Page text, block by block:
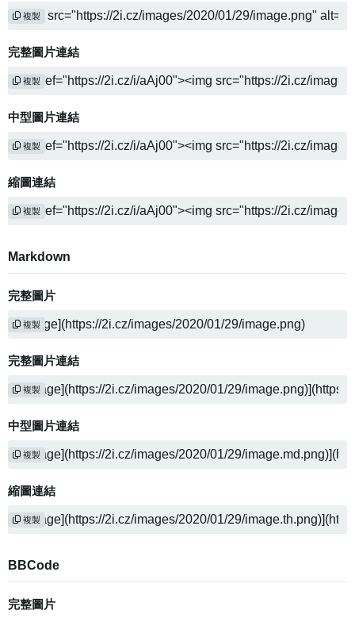
複製
完整圖片連結
複製
中型圖片連結
複製
縮圖連結
複製
Markdown
完整圖片
複製
完整圖片連結
複製
中型圖片連結
複製
縮圖連結
複製
BBCode
完整圖片